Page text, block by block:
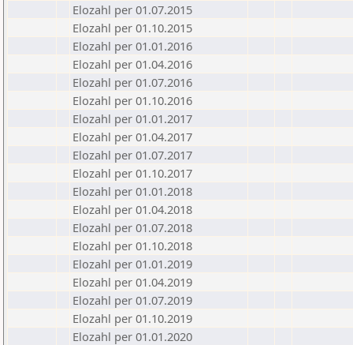
Elozahl per 01.07.2015
Elozahl per 01.10.2015
Elozahl per 01.01.2016
Elozahl per 01.04.2016
Elozahl per 01.07.2016
Elozahl per 01.10.2016
Elozahl per 01.01.2017
Elozahl per 01.04.2017
Elozahl per 01.07.2017
Elozahl per 01.10.2017
Elozahl per 01.01.2018
Elozahl per 01.04.2018
Elozahl per 01.07.2018
Elozahl per 01.10.2018
Elozahl per 01.01.2019
Elozahl per 01.04.2019
Elozahl per 01.07.2019
Elozahl per 01.10.2019
Elozahl per 01.01.2020